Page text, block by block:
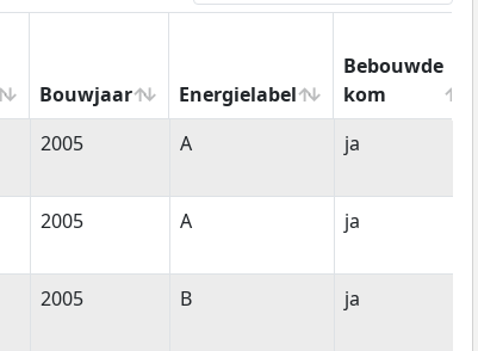
Bouwjaar Energielabel
Bebouwde
kom
Bouwjaar Energielabel
Bebouwde
kom
2005 A ja
2005 A ja
2005 B ja